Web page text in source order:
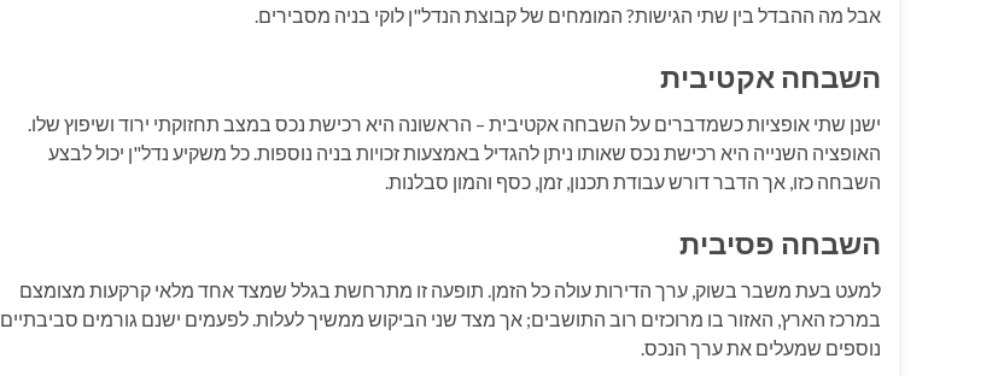
אבל מה ההבדל בין שתי הגישות? המומחים של קבוצת הנדל"ן לוקי בניה מסבירים.
השבחה אקטיבית
ישנן שתי אופציות כשמדברים על השבחה אקטיבית – הראשונה היא רכישת נכס במצב תחזוקתי ירוד ושיפוץ שלו.
האופציה השנייה היא רכישת נכס שאותו ניתן להגדיל באמצעות זכויות בניה נוספות. כל משקיע נדל"ן יכול לבצע
השבחה כזו, אך הדבר דורש עבודת תכנון, זמן, כסף והמון סבלנות.
השבחה פסיבית
למעט בעת משבר בשוק, ערך הדירות עולה כל הזמן. תופעה זו מתרחשת בגלל שמצד אחד מלאי קרקעות מצומצם
במרכז הארץ, האזור בו מרוכזים רוב התושבים; אך מצד שני הביקוש ממשיך לעלות. לפעמים ישנם גורמים סביבתיים
נוספים שמעלים את ערך הנכס.